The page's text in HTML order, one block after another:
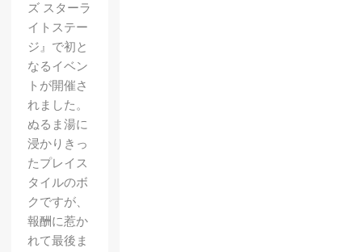
ズ スターラ
イトステー
ジ』で初と
なるイベン
トが開催さ
れました。
ぬるま湯に
浸かりきっ
たプレイス
タイルのボ
クですが、
報酬に惹か
れて最後ま